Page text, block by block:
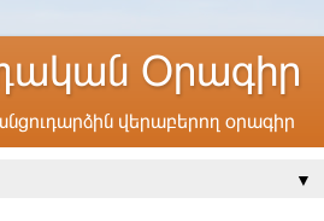
Օրագիր
վերաբերող օրագիր
▼